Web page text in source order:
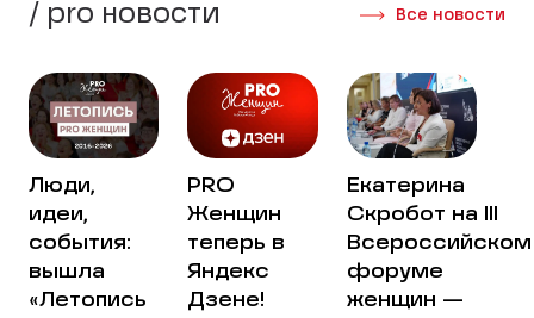
/ pro новости Все новости
Люди,
идеи,
события:
вышла
«Летопись
PRO
Женщин
теперь в
Яндекс
Дзене!
Екатерина
Скробот на III
Всероссийском
форуме
женщин —